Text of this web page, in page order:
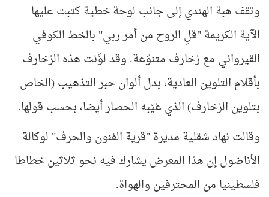
وتقف هبة الهندي إلى جانب لوحة خطية كتبت عليها
الآية الكريمة "قلِ الروح من أمر ربي" بالخط الكوفي
القيرواني مع زخارف متنوّعة. وقد لوَّنت هذه الزخارف
بأقلام التلوين العادية، بدل ألوان حبر التذهيب (الخاص
بتلوين الزخارف) الذي غيّبه الحصار أيضا، بحسب قولها.
وقالت نهاد شقلية مديرة "قرية الفنون والحرف" لوكالة
الأناضول إن هذا المعرض يشارك فيه نحو ثلاثين خطاطا
فلسطينيا من المحترفين والهواة.